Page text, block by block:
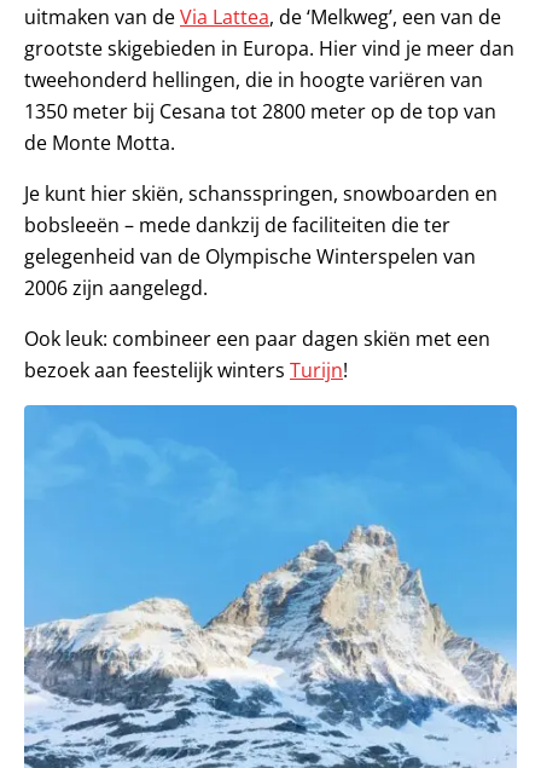
uitmaken van deVia Lattea, de ‘Melkweg’, een van de
grootste skigebieden in Europa. Hier vind je meer dan
tweehonderd hellingen, die in hoogte variëren van
1350 meter bij Cesana tot 2800 meter op de top van
de Monte Motta.
Je kunt hier skiën, schansspringen, snowboarden en
bobsleeën – mede dankzij de faciliteiten die ter
gelegenheid van de Olympische Winterspelen van
2006 zijn aangelegd.
Ook leuk: combineer een paar dagen skiën met een
bezoek aan feestelijk winters Turijn!